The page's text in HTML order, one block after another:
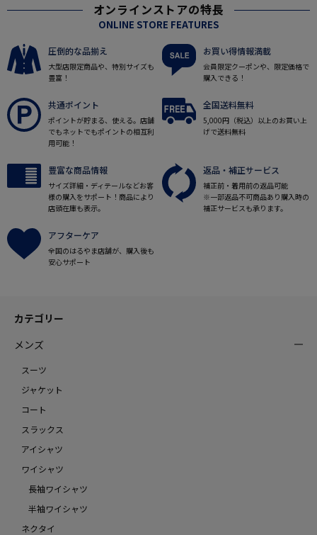
オンラインストアの特長
ONLINE STORE FEATURES
圧倒的な品揃え
大型店限定商品や、特別サイズも
豊富！
お買い得情報満載
会員限定クーポンや、限定価格で
購入できる！
共通ポイント
ポイントが貯まる、使える。店舗
でもネットでもポイントの相互利
用可能！
全国送料無料
5,000円（税込）以上のお買い上
げで送料無料
豊富な商品情報
サイズ詳細・ディテールなどお客
様の購入をサポート！商品により
店頭在庫も表示。
返品・補正サービス
補正前・着用前の返品可能
※一部返品不可商品あり購入時の
補正サービスも承ります。
アフターケア
全国のはるやま店舗が、購入後も
安心サポート
カテゴリー
メンズ
スーツ
ジャケット
コート
スラックス
アイシャツ
ワイシャツ
長袖ワイシャツ
半袖ワイシャツ
ネクタイ